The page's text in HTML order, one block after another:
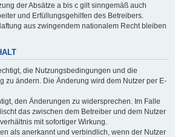
der Absätze a bis c gilt sinngemäß auch
und Erfüllungsgehilfen des Betreibers.
aus zwingendem nationalem Recht bleiben
die Nutzungsbedingungen und die
zu ändern. Die Änderung wird dem Nutzer per E-
den Änderungen zu widersprechen. Im Falle
das zwischen dem Betreiber und dem Nutzer
mit sofortiger Wirkung.
als anerkannt und verbindlich, wenn der Nutzer